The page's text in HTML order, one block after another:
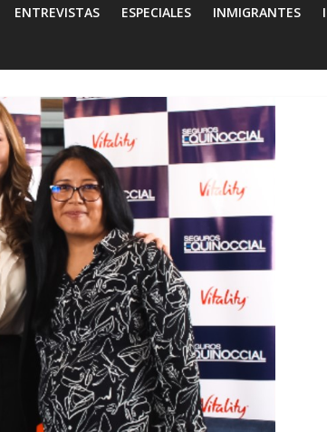
ENTREVISTAS ESPECIALES INMIGRANTES